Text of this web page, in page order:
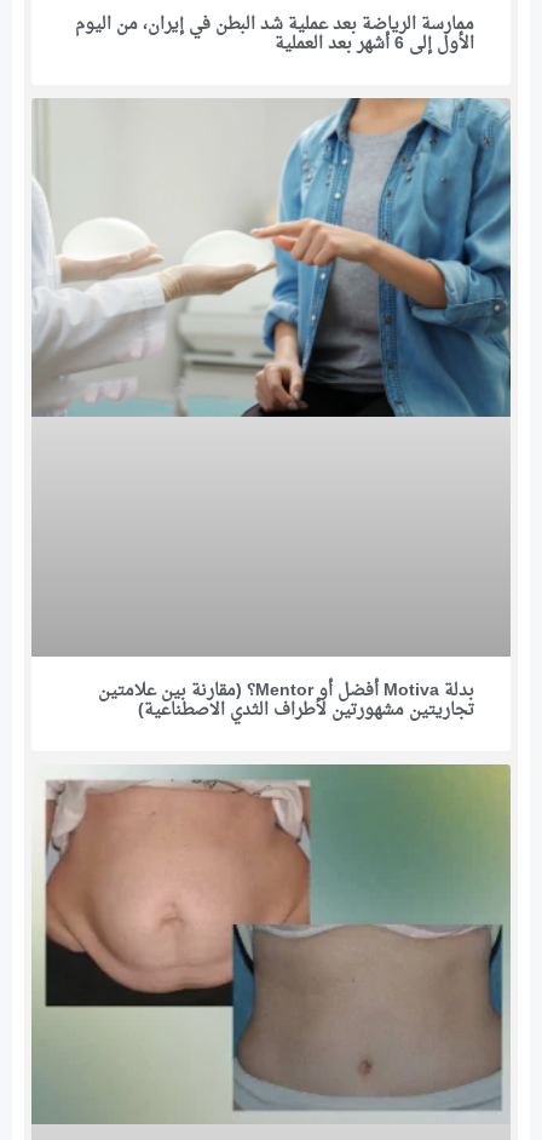
ممارسة الرياضة بعد عملية شد البطن في إيران، من اليوم
الأول إلى 6 أشهر بعد العملية
بدلة Motiva أفضل أو Mentor؟ (مقارنة بين علامتين
تجاريتين مشهورتين لأطراف الثدي الاصطناعية)